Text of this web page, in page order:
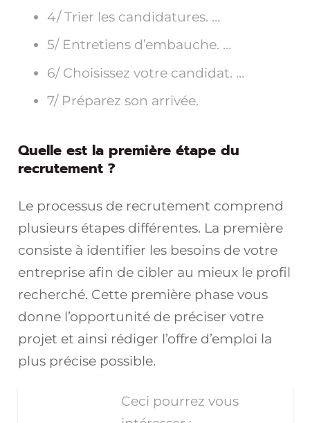
4/ Trier les candidatures. …
5/ Entretiens d’embauche. …
6/ Choisissez votre candidat. …
7/ Préparez son arrivée.
Quelle est la première étape du
recrutement ?
Le processus de recrutement comprend
plusieurs étapes différentes. La première
consiste à identifier les besoins de votre
entreprise afin de cibler au mieux le profil
recherché. Cette première phase vous
donne l’opportunité de préciser votre
projet et ainsi rédiger l’offre d’emploi la
plus précise possible.
Ceci pourrez vous